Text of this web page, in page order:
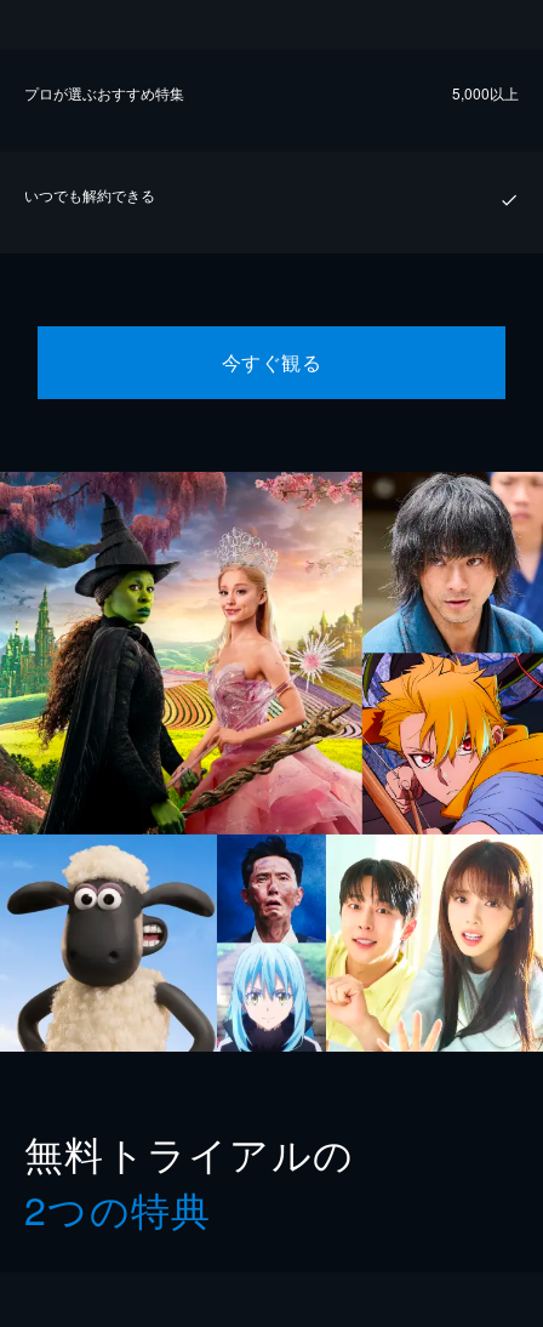
プロが選ぶおすすめ特集 5,000以上
いつでも解約できる
今すぐ観る
無料トライアルの
2つの特典